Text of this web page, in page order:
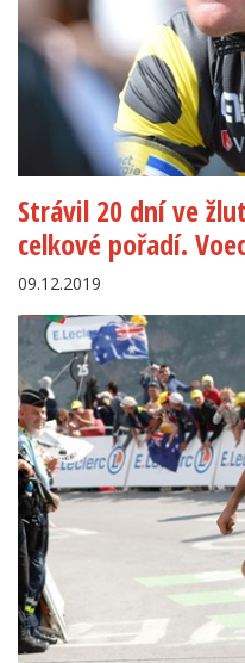
Strávil 20 dní ve
celkové pořadí.
09.12.2019